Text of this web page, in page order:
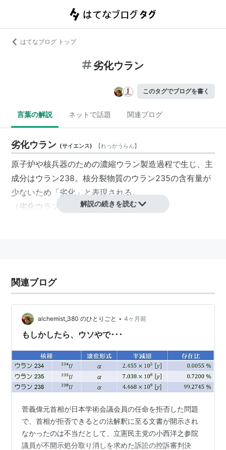
はてなブログ トップ
劣化ウラン
このタグでブログを書く
言葉の解説 ネットで話題 関連ブログ
劣化ウラン (サイエンス) 【れっかうらん】
原子炉や核兵器のための濃縮ウラン製造過程で生じ、主
成分はウラン238。核分裂物質のウラン235の含有量が
少ないため「劣化」と表現される。
（劣化ウラン弾参照。）解説の続きを読む
関連ブログ
alchemist_380 のひとりごと • 4ヶ月前
もしかしたら、ウソやで･･･
菅義偉元首相が日本学術会議会員の任命を拒否した問題
で、首相が拒否できるとの法解釈に至る文書が開示され
なかったのは不当だとして、立憲民主党の小西洋之参院
議員が不開示処分取り消しを求めた訴訟の控訴審判決